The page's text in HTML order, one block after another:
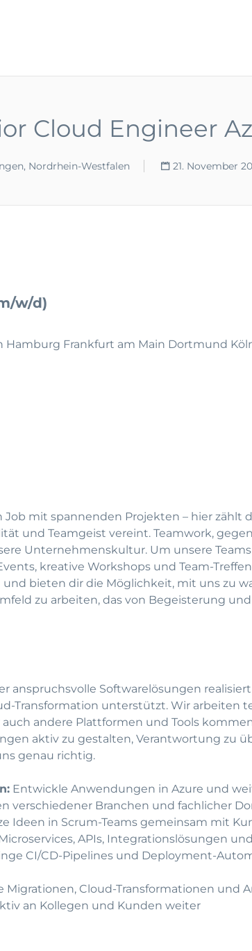
Cloud Engineer
Nordrhein-Westfalen 21. November
w/d)
Hamburg Frankfurt am Main Dortmund
mit spannenden Projekten – hier zählt
und Teamgeist vereint. Teamwork,
Unternehmenskultur. Um unsere
kreative Workshops und Team-
bieten dir die Möglichkeit, mit uns zu
zu arbeiten, das von Begeisterung
anspruchsvolle Softwarelösungen
Transformation unterstützt. Wir arbeiten
andere Plattformen und Tools
aktiv zu gestalten, Verantwortung zu
genau richtig.
Entwickle Anwendungen in Azure und
verschiedener Branchen und fachlicher
Ideen in Scrum-Teams gemeinsam mit
APIs, Integrationslösungen
CI/CD-Pipelines und Deployment-
Migrationen, Cloud-Transformationen und
an Kollegen und Kunden weiter